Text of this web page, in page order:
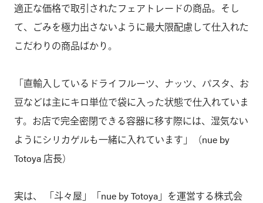
適正な価格で取引されたフェアトレードの商品。そし
て、ごみを極力出さないように最大限配慮して仕入れた
こだわりの商品ばかり。
「直輸入しているドライフルーツ、ナッツ、パスタ、お
豆などは主にキロ単位で袋に入った状態で仕入れていま
す。お店で完全密閉できる容器に移す際には、湿気ない
ようにシリカゲルも一緒に入れています」（nue by
Totoya 店長）
実は、 「斗々屋」「nue by Totoya」を運営する株式会